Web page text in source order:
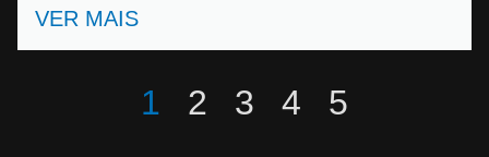
VER MAIS
1 2 3 4 5